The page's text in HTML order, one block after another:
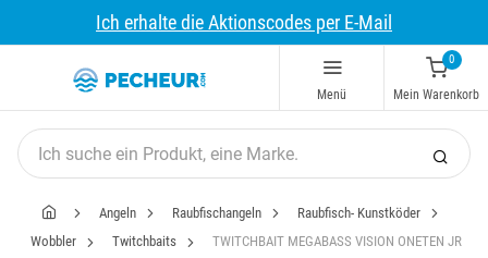
Ich erhalte die Aktionscodes per E-Mail
Menü
0
Mein Warenkorb
Angeln Raubfischangeln
Raubfisch- Kunstköder
Wobbler
Twitchbaits TWITCHBAIT MEGABASS VISION ONETEN JR